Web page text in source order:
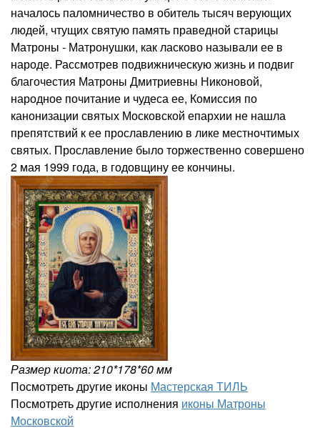
началось паломничество в обитель тысяч верующих
людей, чтущих святую память праведной старицы
Матроны - Матронушки, как ласково называли ее в
народе. Рассмотрев подвижническую жизнь и подвиг
благочестия Матроны Дмитриевны Никоновой,
народное почитание и чудеса ее, Комиссия по
канонизации святых Московской епархии не нашла
препятствий к ее прославлению в лике местночтимых
святых. Прославление было торжественно совершено
2 мая 1999 года, в годовщину ее кончины.
Размер киота: 210*178*60 мм
Посмотреть другие иконы Мастерская ТИЛЬ
Посмотреть другие исполнения иконы Матроны
Московской